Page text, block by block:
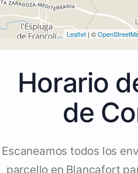
Leaflet | ©
Horario
de
Escaneamos todos los
parcello en Blancafort